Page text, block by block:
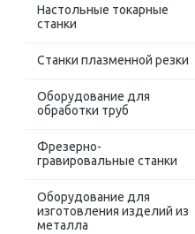
Настольные токарные
станки
Станки плазменной резки
Оборудование для
обработки труб
Фрезерно-
гравировальные станки
Оборудование для
изготовления изделий из
металла